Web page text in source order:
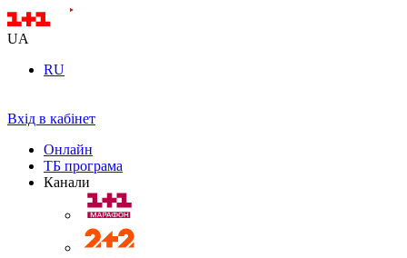
UA
RU
Вхід в кабінет
Онлайн
ТБ програма
Канали